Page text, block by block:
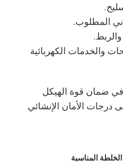
المطلوب.
والخدمات الكهربائية
ضمان قوة الهيكل
درجات الأمان الإنشائي